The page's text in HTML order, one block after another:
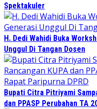
Spektakuler
H. Dedi Wahidi Buka
Unggul Di Tangan Dosen
Bupati Citra Pitriyami
dan PPASP Perubahan TA